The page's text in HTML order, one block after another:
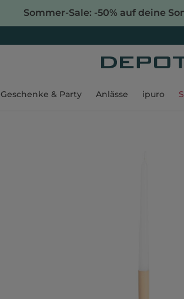
Sommer-Sale: -50% auf deine
Geschenke & Party Anlässe ipuro